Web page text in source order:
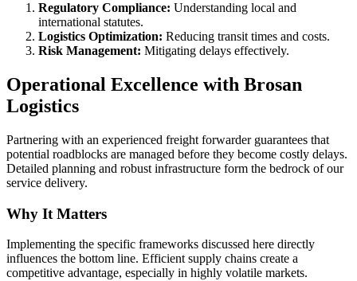
Regulatory Compliance: Understanding local and
international statutes.
Logistics Optimization: Reducing transit times and costs.
Risk Management: Mitigating delays effectively.
Operational Excellence with Brosan
Logistics
Partnering with an experienced freight forwarder guarantees that
potential roadblocks are managed before they become costly delays.
Detailed planning and robust infrastructure form the bedrock of our
service delivery.
Why It Matters
Implementing the specific frameworks discussed here directly
influences the bottom line. Efficient supply chains create a
competitive advantage, especially in highly volatile markets.